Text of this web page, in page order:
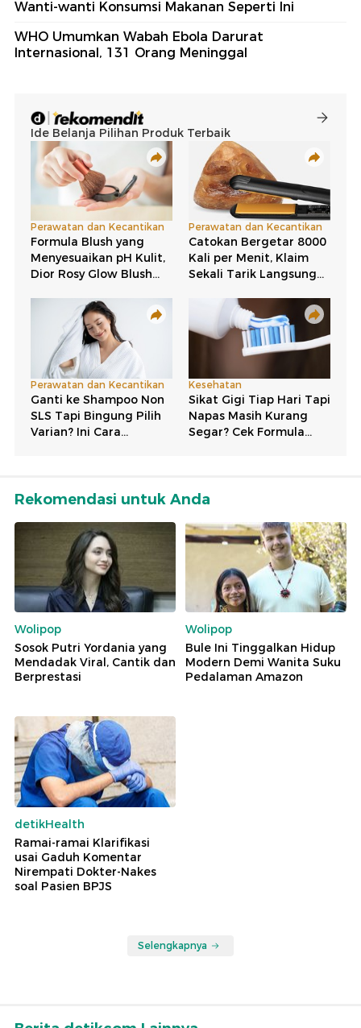
Wanti-wanti Konsumsi Makanan Seperti Ini
WHO Umumkan Wabah Ebola Darurat
Internasional, 131 Orang Meninggal
Rekomendasi untuk Anda
Wolipop
Sosok Putri Yordania yang
Mendadak Viral, Cantik dan
Berprestasi
Wolipop
Bule Ini Tinggalkan Hidup
Modern Demi Wanita Suku
Pedalaman Amazon
detikHealth
Ramai-ramai Klarifikasi
usai Gaduh Komentar
Nirempati Dokter-Nakes
soal Pasien BPJS
Selengkapnya